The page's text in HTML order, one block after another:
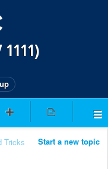
1111)
Start a new topic
Tricks